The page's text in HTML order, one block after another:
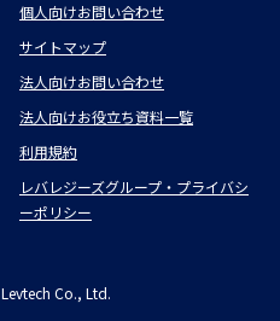
個人向けお問い合わせ
サイトマップ
法人向けお問い合わせ
法人向けお役立ち資料一覧
利用規約
レバレジーズグループ・プライバシ
ーポリシー
Levtech Co., Ltd.